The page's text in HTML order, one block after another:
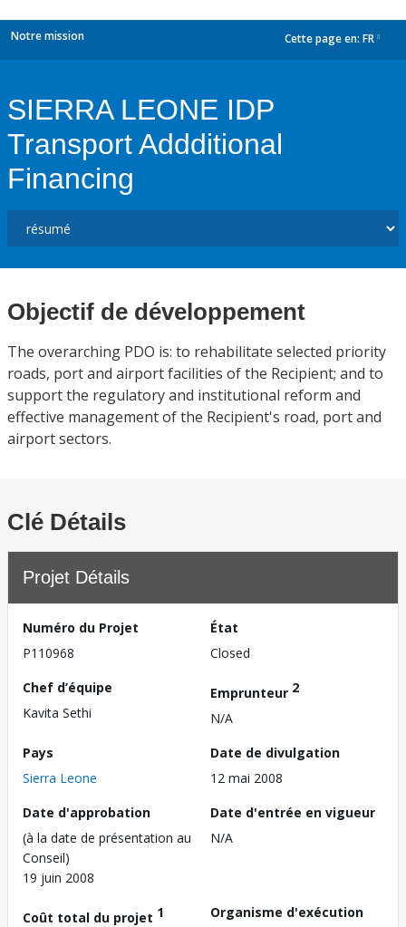
Notre mission Cette page en: FR
SIERRA LEONE IDP
Transport Addditional
Financing
Objectif de développement
The overarching PDO is: to rehabilitate selected priority
roads, port and airport facilities of the Recipient; and to
support the regulatory and institutional reform and
effective management of the Recipient's road, port and
airport sectors.
Clé Détails
Projet Détails
Numéro du Projet
P110968
État
Closed
Chef d’équipe
Kavita Sethi
Emprunteur 2
N/A
Pays
Sierra Leone
Date de divulgation
12 mai 2008
Date d'approbation
(à la date de présentation au
Conseil)
19 juin 2008
Date d'entrée en vigueur
N/A
Coût total du projet 1
Organisme d'exécution